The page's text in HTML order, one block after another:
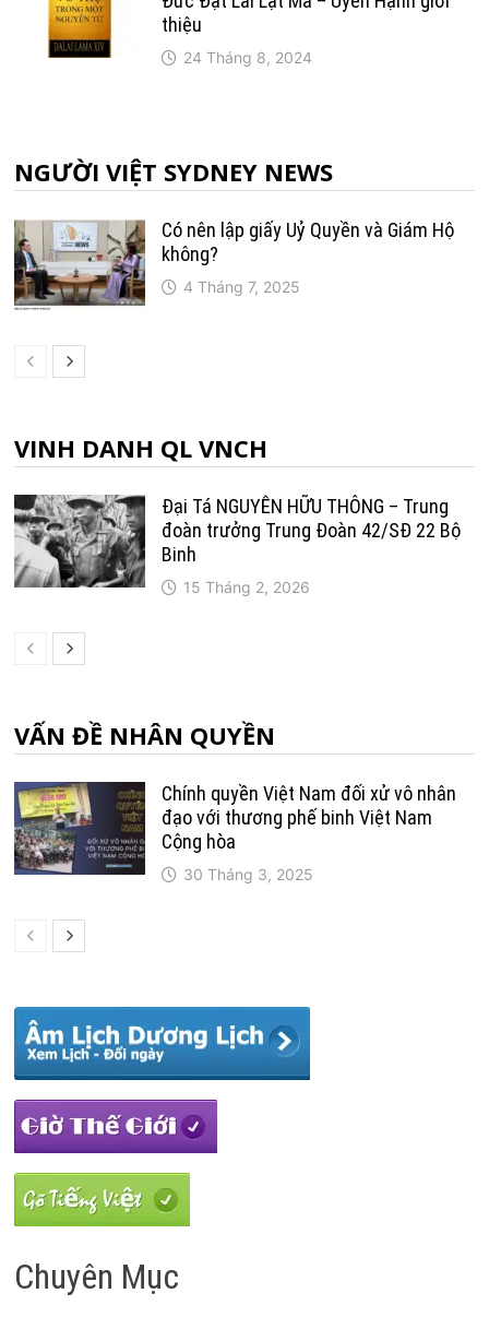
thiệu
24 Tháng 8, 2024
NGƯỜI VIỆT SYDNEY NEWS
Có nên lập giấy Uỷ Quyền và Giám Hộ
không?
4 Tháng 7, 2025
VINH DANH QL VNCH
Đại Tá NGUYỄN HỮU THÔNG – Trung
đoàn trưởng Trung Ðoàn 42/SÐ 22 Bộ
Binh
15 Tháng 2, 2026
VẤN ĐỀ NHÂN QUYỀN
Chính quyền Việt Nam đối xử vô nhân
đạo với thương phế binh Việt Nam
Cộng hòa
30 Tháng 3, 2025
Chuyên Mục